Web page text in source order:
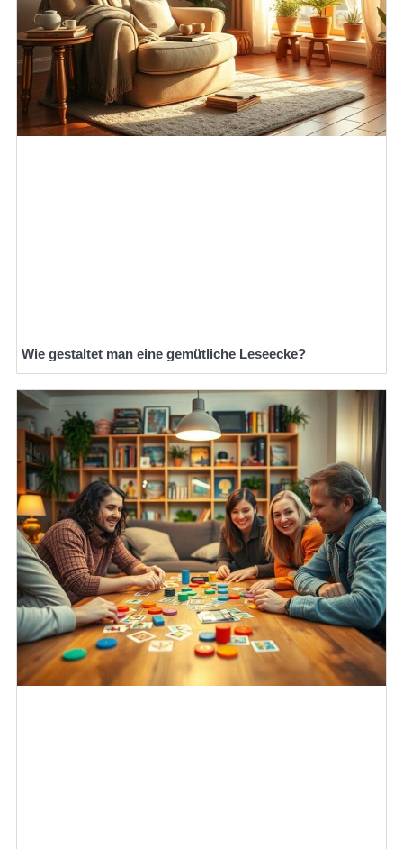
Wie gestaltet man eine gemütliche Leseecke?